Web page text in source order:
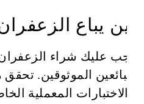
أين يباع
يجب عليك شراء
والاختبارات المعملية